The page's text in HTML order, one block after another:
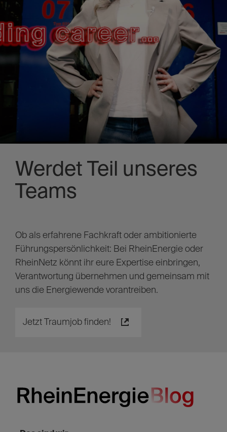
Werdet Teil unseres
Teams
Ob als erfahrene Fachkraft oder ambitionierte
Führungspersönlichkeit: Bei RheinEnergie oder
RheinNetz könnt ihr eure Expertise einbringen,
Verantwortung übernehmen und gemeinsam mit
uns die Energiewende vorantreiben.
Jetzt Traumjob finden!